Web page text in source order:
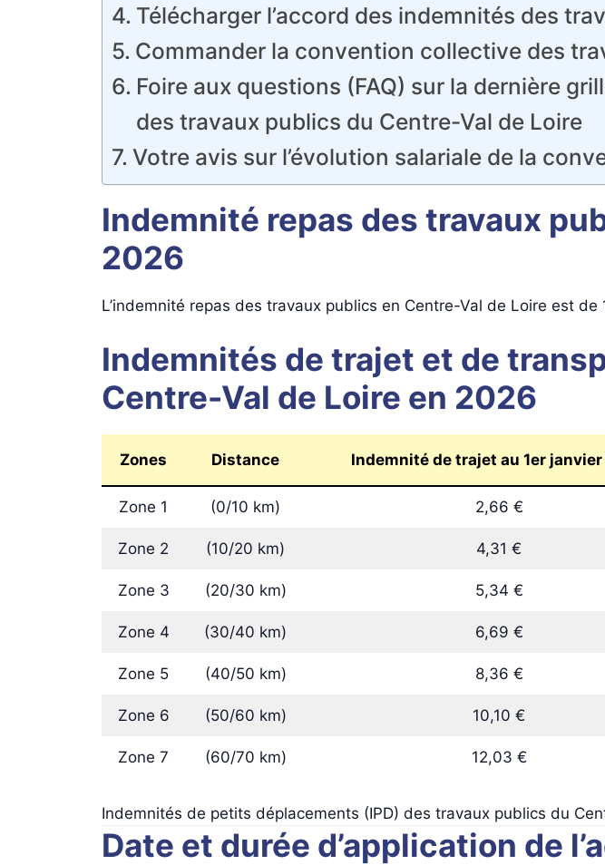
Télécharger l’accord des indemnités des
Commander la convention collective des
Foire aux questions (FAQ) sur la dernière
des travaux publics du Centre-Val de Loire
Votre avis sur l’évolution salariale de la
Indemnité repas des travaux
2026
L’indemnité repas des travaux publics en Centre-Val de Loire est de
Indemnités de trajet et de
Centre-Val de Loire en 2026
Zones Distance Indemnité de trajet au 1er
Zone 1 (0/10 km) 2,66 €
Zone 2 (10/20 km) 4,31 €
Zone 3 (20/30 km) 5,34 €
Zone 4 (30/40 km) 6,69 €
Zone 5 (40/50 km) 8,36 €
Zone 6 (50/60 km) 10,10 €
Zone 7 (60/70 km) 12,03 €
Indemnités de petits déplacements (IPD) des travaux publics du
Date et durée d’application de